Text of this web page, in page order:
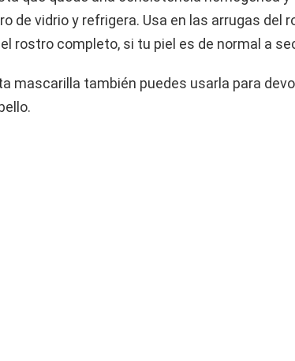
de vidrio y refrigera. Usa en las arrugas del
rostro completo, si tu piel es de normal a
mascarilla también puedes usarla para